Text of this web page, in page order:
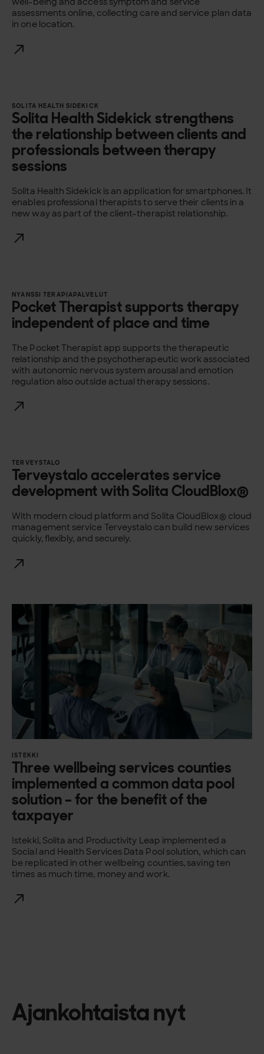
assessments online, collecting care and service plan data
in one location.
SOLITA HEALTH SIDEKICK
Solita Health Sidekick strengthens
the relationship between clients and
professionals between therapy
sessions
Solita Health Sidekick is an application for smartphones. It
enables professional therapists to serve their clients in a
new way as part of the client–therapist relationship.
NYANSSI TERAPIAPALVELUT
Pocket Therapist supports therapy
independent of place and time
The Pocket Therapist app supports the therapeutic
relationship and the psychotherapeutic work associated
with autonomic nervous system arousal and emotion
regulation also outside actual therapy sessions.
TERVEYSTALO
Terveystalo accelerates service
development with Solita CloudBlox®
With modern cloud platform and Solita CloudBlox® cloud
management service Terveystalo can build new services
quickly, flexibly, and securely.
ISTEKKI
Three wellbeing services counties
implemented a common data pool
solution – for the benefit of the
taxpayer
Istekki, Solita and Productivity Leap implemented a
Social and Health Services Data Pool solution, which can
be replicated in other wellbeing counties, saving ten
times as much time, money and work.
Ajankohtaista nyt